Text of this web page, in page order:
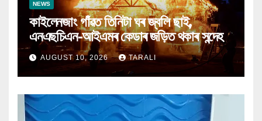
NEWS
কাইলেনজাং গাঁৱত তিনিটা ঘৰ জ্বলি ছাই,
এনএছচিএন-আইএমৰ কেডাৰ জড়িত থকাৰ সন্দেহ
AUGUST 10, 2026 TARALI